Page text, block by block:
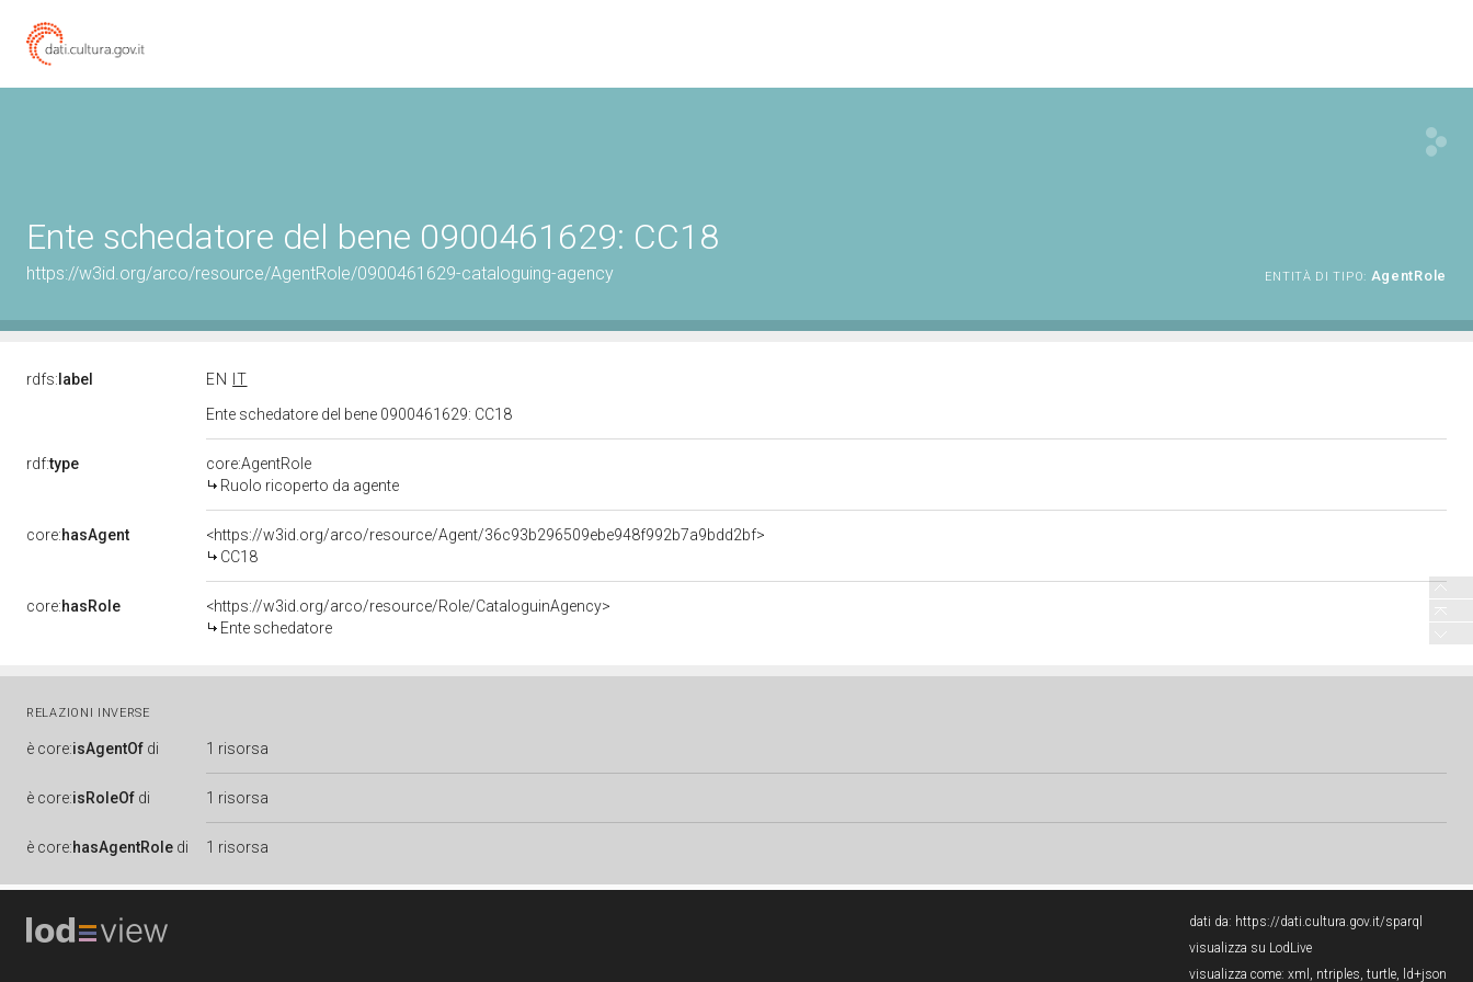
Ente schedatore del bene 0900461629: CC18
https://w3id.org/arco/resource/AgentRole/0900461629-cataloguing-agency ENTITÀ DI TIPO: AgentRole
rdfs: label EN
IT
Ente schedatore del bene 0900461629: CC18
rdf:type
core:AgentRole
Ruolo ricoperto da agente
core:hasAgent
<https://w3id.org/arco/resource/Agent/36c93b296509ebe948f992b7a9bdd2bf>
CC18
core:hasRole
<https://w3id.org/arco/resource/Role/CataloguinAgency>
Ente schedatore
RELAZIONI INVERSE
è core:isAgentOf di 1 risorsa
è core:isRoleOf di 1 risorsa
è core:hasAgentRole di 1 risorsa
dati da: https://dati.cultura.gov.it/sparql
visualizza su LodLive
visualizza come: xml , ntriples, turtle, ld+json